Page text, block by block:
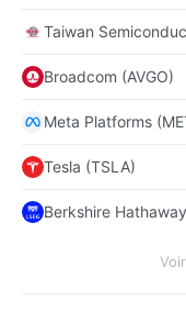
Taiwan
Broadcom (AVGO)
Meta Platforms
Tesla (TSLA)
Berkshire